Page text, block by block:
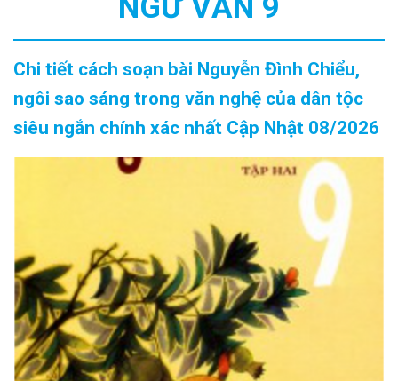
NGỮ VĂN 9
Chi tiết cách soạn bài Nguyễn Đình Chiểu,
ngôi sao sáng trong văn nghệ của dân tộc
siêu ngắn chính xác nhất Cập Nhật 08/2026